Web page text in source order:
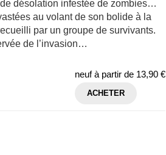
désolation infestée de zombies…
au volant de son bolide à la
par un groupe de survivants.
de l’invasion…
neuf à partir de 13,90 €
ACHETER